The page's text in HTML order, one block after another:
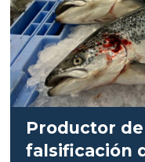
Productor
falsificación